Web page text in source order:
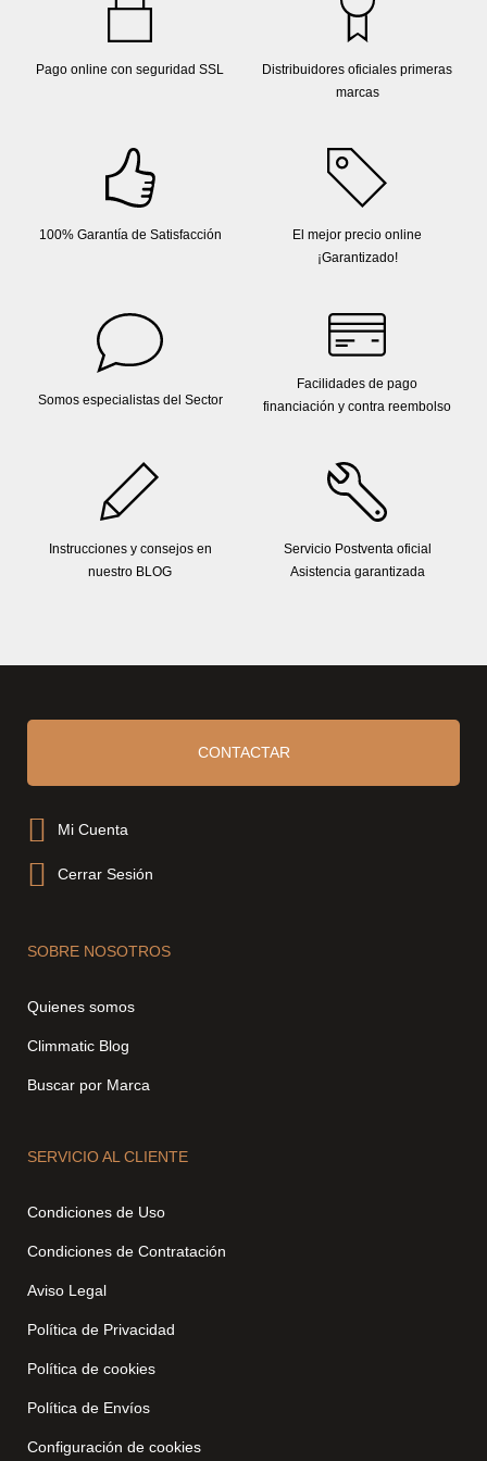
Pago online con seguridad SSL
Distribuidores oficiales primeras
marcas
100% Garantía de Satisfacción
El mejor precio online
¡Garantizado!
Somos especialistas del Sector
Facilidades de pago
financiación y contra reembolso
Instrucciones y consejos en
nuestro BLOG
Servicio Postventa oficial
Asistencia garantizada
CONTACTAR
Mi Cuenta
Cerrar Sesión
SOBRE NOSOTROS
Quienes somos
Climmatic Blog
Buscar por Marca
SERVICIO AL CLIENTE
Condiciones de Uso
Condiciones de Contratación
Aviso Legal
Política de Privacidad
Política de cookies
Política de Envíos
Configuración de cookies